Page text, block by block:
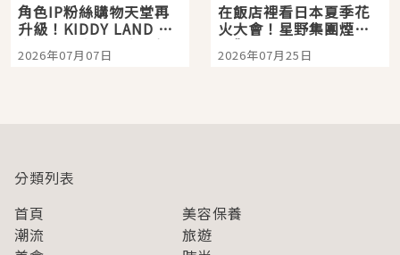
角色IP粉絲購物天堂再
升級！KIDDY LAND 原
宿店吉伊卡哇迎客，新
開幕 OMOKADO 店3分
2026年07月07日
在飯店裡看日本夏季花
火大會！星野集團煙火
景觀飯店6選，讓你不用
人擠人悠閒欣賞
2026年07月25日
分類列表
首頁
美容保養
潮流
旅遊